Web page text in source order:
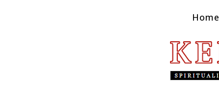
Home